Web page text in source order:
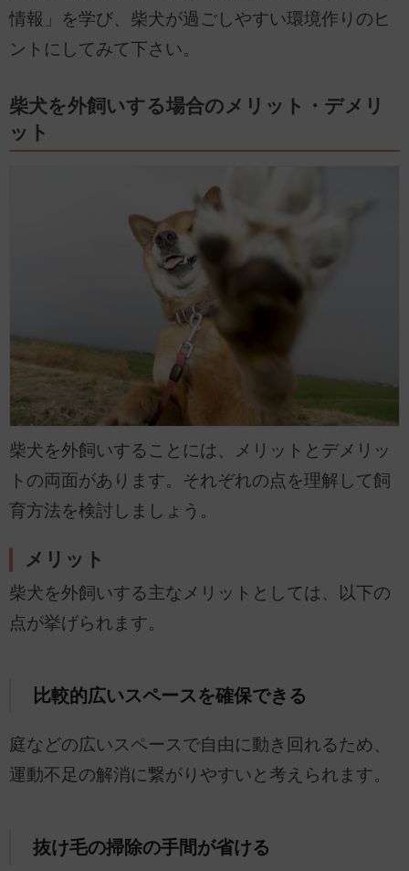
情報」を学び、柴犬が過ごしやすい環境作りのヒ
ントにしてみて下さい。
柴犬を外飼いする場合のメリット・デメリ
ット
柴犬を外飼いすることには、メリットとデメリッ
トの両面があります。それぞれの点を理解して飼
育方法を検討しましょう。
メリット
柴犬を外飼いする主なメリットとしては、以下の
点が挙げられます。
比較的広いスペースを確保できる
庭などの広いスペースで自由に動き回れるため、
運動不足の解消に繋がりやすいと考えられます。
抜け毛の掃除の手間が省ける